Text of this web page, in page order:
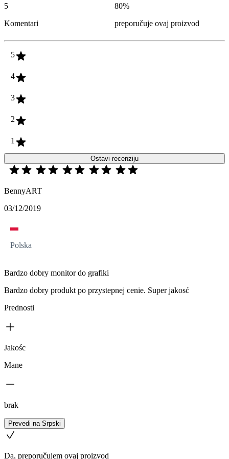
5
Komentari
80%
preporučuje ovaj proizvod
5
4
3
2
1
Ostavi recenziju
BennyART
03/12/2019
Polska
Bardzo dobry monitor do grafiki
Bardzo dobry produkt po przystepnej cenie. Super jakosć
Prednosti
Jakośc
Mane
brak
Prevedi na Srpski
Da, preporučujem ovaj proizvod